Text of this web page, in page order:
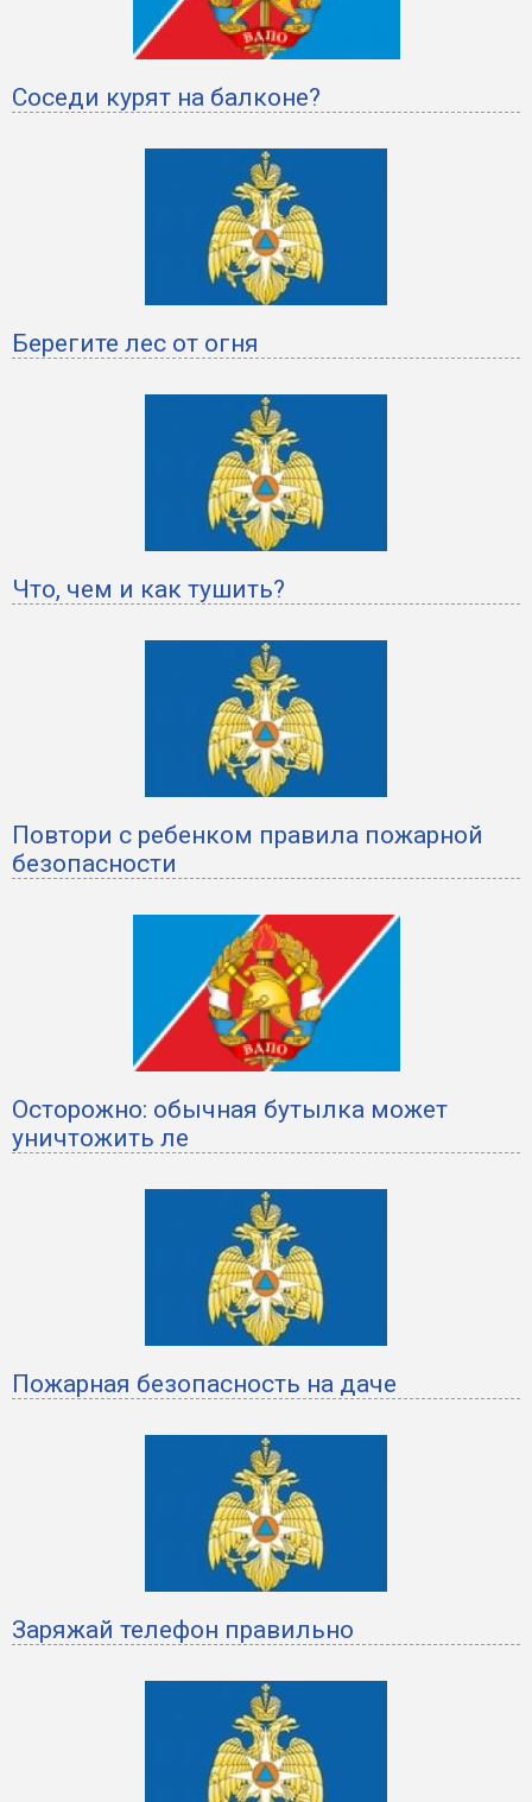
Соседи курят на балконе?
Берегите лес от огня
Что, чем и как тушить?
Повтори с ребенком правила пожарной
безопасности
Осторожно: обычная бутылка может
уничтожить ле
Пожарная безопасность на даче
Заряжай телефон правильно